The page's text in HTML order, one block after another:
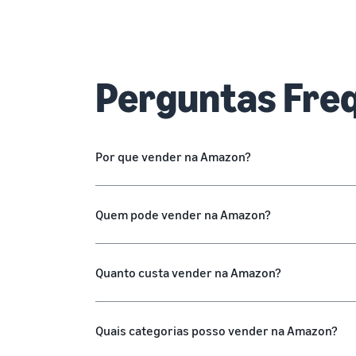
Perguntas
Por que vender na Amazon?
Quem pode vender na Amazon?
Quanto custa vender na Amazon?
Quais categorias posso vender na Amazon?